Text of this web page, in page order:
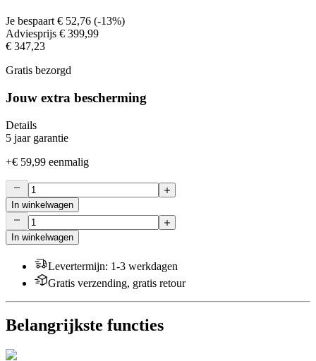
Je bespaart € 52,76 (-13%)
Adviesprijs € 399,99
€ 347,23
Gratis bezorgd
Jouw extra bescherming
Details
5 jaar garantie
+€ 59,99 eenmalig
In winkelwagen
In winkelwagen
Levertermijn: 1-3 werkdagen
Gratis verzending, gratis retour
Belangrijkste functies